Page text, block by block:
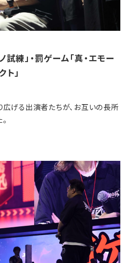
練」・罰ゲーム「真・エモー
ト」
げる出演者たちが、お互いの長所